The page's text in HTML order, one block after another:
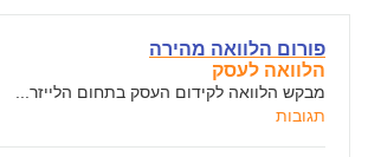
פורום הלוואה מהירה
הלוואה לעסק
מבקש הלוואה לקידום העסק בתחום הלייזר...
תגובות